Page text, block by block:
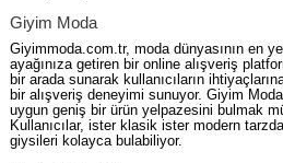
Giyim Moda
Giyimmoda.com.tr, moda dünyasının en
ayağınıza getiren bir online alışveriş
bir arada sunarak kullanıcıların
bir alışveriş deneyimi sunuyor. Giyim
uygun geniş bir ürün yelpazesini bulmak
Kullanıcılar, ister klasik ister modern
giysileri kolayca bulabiliyor.